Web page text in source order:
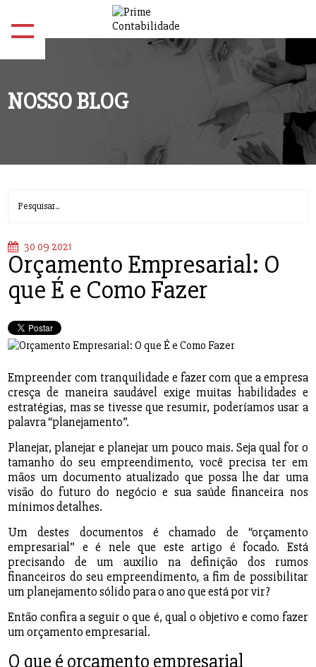
NOSSO BLOG
30 09 2021
Orçamento Empresarial: O
que É e Como Fazer
Empreender com tranquilidade e fazer com que a empresa
cresça de maneira saudável exige muitas habilidades e
estratégias, mas se tivesse que resumir, poderíamos usar a
palavra “planejamento”.
Planejar, planejar e planejar um pouco mais. Seja qual for o
tamanho do seu empreendimento, você precisa ter em
mãos um documento atualizado que possa lhe dar uma
visão do futuro do negócio e sua saúde financeira nos
mínimos detalhes.
Um destes documentos é chamado de “orçamento
empresarial” e é nele que este artigo é focado. Está
precisando de um auxílio na definição dos rumos
financeiros do seu empreendimento, a fim de possibilitar
um planejamento sólido para o ano que está por vir?
Então confira a seguir o que é, qual o objetivo e como fazer
um orçamento empresarial.
O que é orçamento empresarial